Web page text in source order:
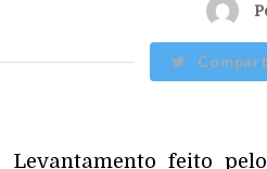
Levantamento feito